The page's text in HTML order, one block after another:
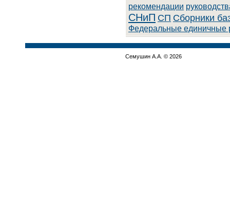
рекомендации
СНиП СП Сборники
Федеральные единичные
Семушин А.А. © 2026